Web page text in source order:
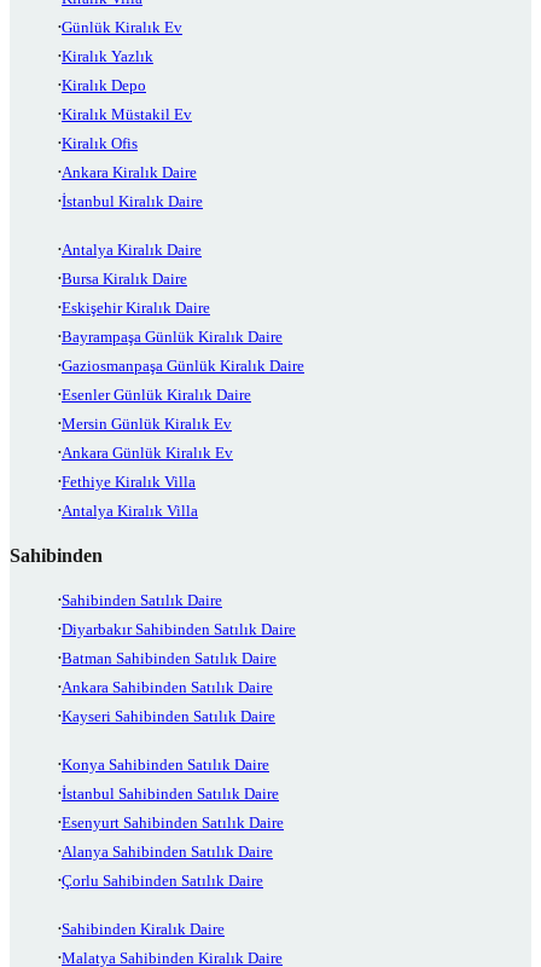
Günlük Kiralık Ev
Kiralık Yazlık
Kiralık Depo
Kiralık Müstakil Ev
Kiralık Ofis
Ankara Kiralık Daire
İstanbul Kiralık Daire
Antalya Kiralık Daire
Bursa Kiralık Daire
Eskişehir Kiralık Daire
Bayrampaşa Günlük Kiralık Daire
Gaziosmanpaşa Günlük Kiralık Daire
Esenler Günlük Kiralık Daire
Mersin Günlük Kiralık Ev
Ankara Günlük Kiralık Ev
Fethiye Kiralık Villa
Antalya Kiralık Villa
Sahibinden
Sahibinden Satılık Daire
Diyarbakır Sahibinden Satılık Daire
Batman Sahibinden Satılık Daire
Ankara Sahibinden Satılık Daire
Kayseri Sahibinden Satılık Daire
Konya Sahibinden Satılık Daire
İstanbul Sahibinden Satılık Daire
Esenyurt Sahibinden Satılık Daire
Alanya Sahibinden Satılık Daire
Çorlu Sahibinden Satılık Daire
Sahibinden Kiralık Daire
Malatya Sahibinden Kiralık Daire